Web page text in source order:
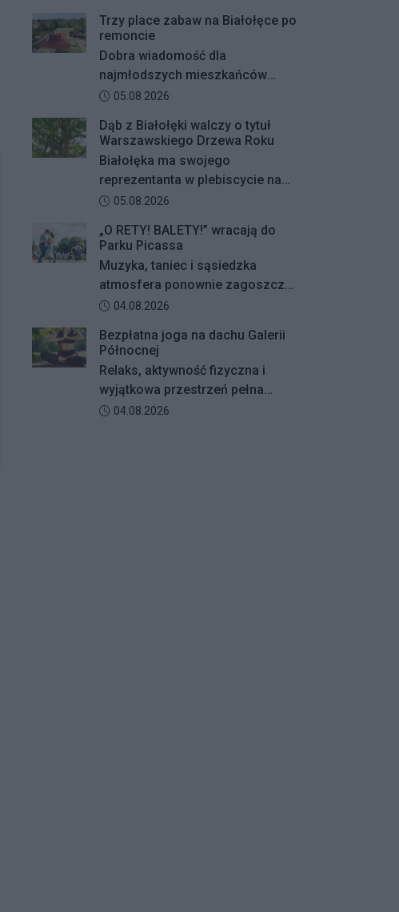
Trzy place zabaw na Białołęce po
remoncie
Dobra wiadomość dla
najmłodszych mieszkańców
Białołęki i ich rodziców.
nawierzchni na trzech placach
zabaw – przy ulicach
Kiersnowskiego, Ruskowy Bród i
Ceramicznej.
Data dodania artykułu:
05.08.2026
Dąb z Białołęki walczy o tytuł
Warszawskiego Drzewa Roku
Białołęka ma swojego
reprezentanta w plebiscycie na
Warszawskie Drzewo Roku. Do
zakwalifikował się okazały dąb
Konturowej. Teraz o zwycięstwie
zadecydują głosy mieszkańców.
Data dodania artykułu:
05.08.2026
„O RETY! BALETY!” wracają do
Parku Picassa
Muzyka, taniec i sąsiedzka
atmosfera ponownie zagoszczą
w Parku Picassa. Już 7 sierpnia
plenerowych potańcówek „O
RETY! BALETY!
Data dodania artykułu:
04.08.2026
Bezpłatna joga na dachu Galerii
Północnej
Relaks, aktywność fizyczna i
wyjątkowa przestrzeń pełna
zieleni – Galeria Północna wraz z
Data dodania artykułu:
04.08.2026